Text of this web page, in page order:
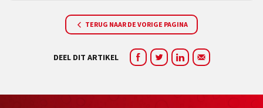
TERUG NAAR DE VORIGE PAGINA
DEEL DIT ARTIKEL